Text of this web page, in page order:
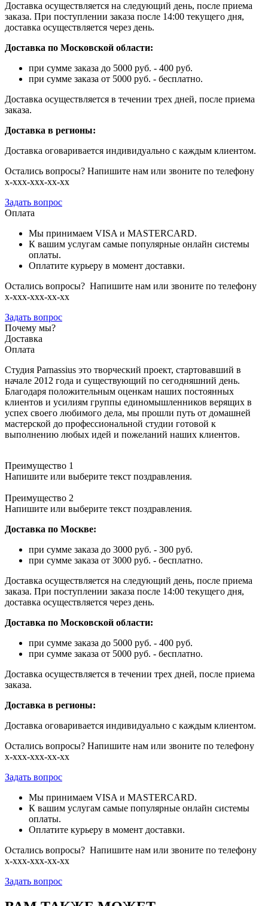
Доставка осуществляется на следующий день, после приема
заказа. При поступлении заказа после 14:00 текущего дня,
доставка осуществляется через день.
Доставка по Московской области:
при сумме заказа до 5000 руб. - 400 руб.
при сумме заказа от 5000 руб. - бесплатно.
Доставка осуществляется в течении трех дней, после приема
заказа.
Доставка в регионы:
Доставка оговаривается индивидуально с каждым клиентом.
Остались вопросы? Напишите нам или звоните по телефону
х-ххх-ххх-хх-хх
Задать вопрос
Оплата
Мы принимаем VISA и MASTERCARD.
К вашим услугам самые популярные онлайн системы
оплаты.
Оплатите курьеру в момент доставки.
Остались вопросы? Напишите нам или звоните по телефону
х-ххх-ххх-хх-хх
Задать вопрос
Почему мы?
Доставка
Оплата
Студия Parnassius это творческий проект, стартовавший в
начале 2012 года и существующий по сегодняшний день.
Благодаря положительным оценкам наших постоянных
клиентов и усилиям группы единомышленников верящих в
успех своего любимого дела, мы прошли путь от домашней
мастерской до профессиональной студии готовой к
выполнению любых идей и пожеланий наших клиентов.
Преимущество 1
Напишите или выберите текст поздравления.
Преимущество 2
Напишите или выберите текст поздравления.
Доставка по Москве:
при сумме заказа до 3000 руб. - 300 руб.
при сумме заказа от 3000 руб. - бесплатно.
Доставка осуществляется на следующий день, после приема
заказа. При поступлении заказа после 14:00 текущего дня,
доставка осуществляется через день.
Доставка по Московской области:
при сумме заказа до 5000 руб. - 400 руб.
при сумме заказа от 5000 руб. - бесплатно.
Доставка осуществляется в течении трех дней, после приема
заказа.
Доставка в регионы:
Доставка оговаривается индивидуально с каждым клиентом.
Остались вопросы? Напишите нам или звоните по телефону
х-ххх-ххх-хх-хх
Задать вопрос
Мы принимаем VISA и MASTERCARD.
К вашим услугам самые популярные онлайн системы
оплаты.
Оплатите курьеру в момент доставки.
Остались вопросы? Напишите нам или звоните по телефону
х-ххх-ххх-хх-хх
Задать вопрос